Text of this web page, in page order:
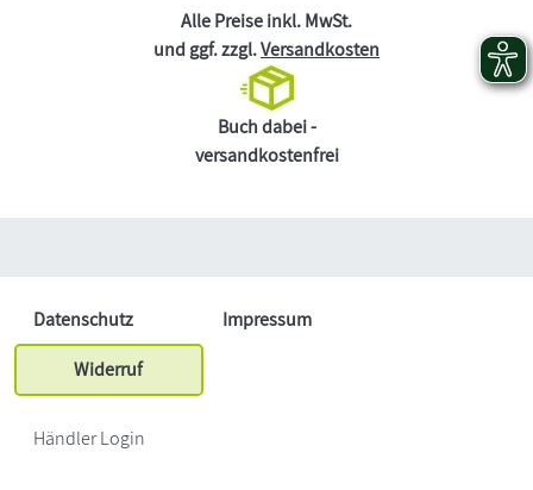
Alle Preise inkl. MwSt.
und ggf. zzgl.Versandkosten
Buch dabei -
versandkostenfrei
Datenschutz
Impressum
Widerruf
Händler Login